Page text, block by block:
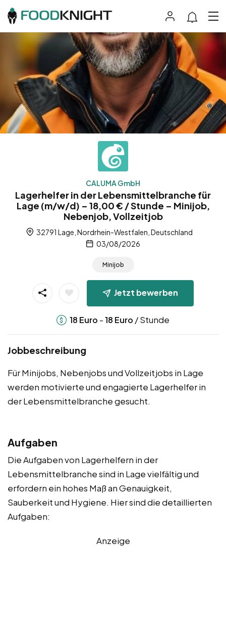
CALUMA GmbH
Lagerhelfer in der Lebensmittelbranche für
Lage (m/w/d) – 18,00 € / Stunde – Minijob,
Nebenjob, Vollzeitjob
32791 Lage, Nordrhein-Westfalen, Deutschland
03/08/2026
Minijob
Jetzt bewerben
18 Euro -18 Euro / Stunde
Jobbeschreibung
Für Minijobs, Nebenjobs und Vollzeitjobs in Lage
werden motivierte und engagierte Lagerhelfer in
der Lebensmittelbranche gesucht.
Aufgaben
Die Aufgaben von Lagerhelfern in der
Lebensmittelbranche sind in Lage vielfältig und
erfordern ein hohes Maß an Genauigkeit,
Sauberkeit und Hygiene. Hier sind die detaillierten
Aufgaben:
Anzeige